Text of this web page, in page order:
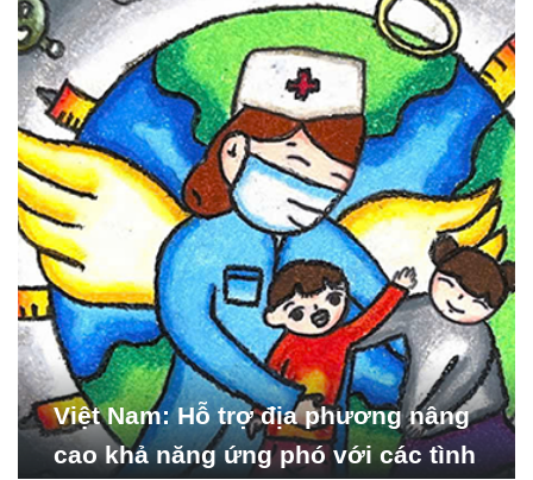
Nghiên cứu Phát triển Xã
hội_ISDS)
Việt Nam: Hỗ trợ địa phương nâng
cao khả năng ứng phó với các tình